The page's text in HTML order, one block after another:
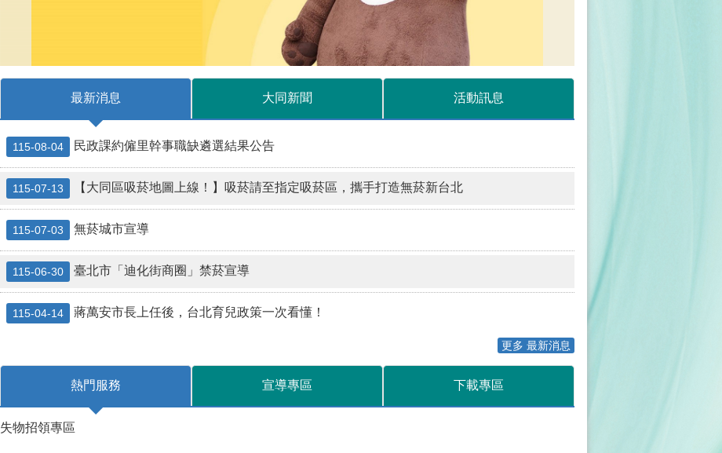
最新消息 大同新聞 活動訊息
115-08-04 民政課約僱里幹事職缺遴選結果公告
115-07-13 【大同區吸菸地圖上線！】吸菸請至指定吸菸區，攜手打造無菸新台北
115-07-03 無菸城市宣導
115-06-30 臺北市「迪化街商圈」禁菸宣導
115-04-14 蔣萬安市長上任後，台北育兒政策一次看懂！
更多 最新消息
熱門服務 宣導專區 下載專區
失物招領專區